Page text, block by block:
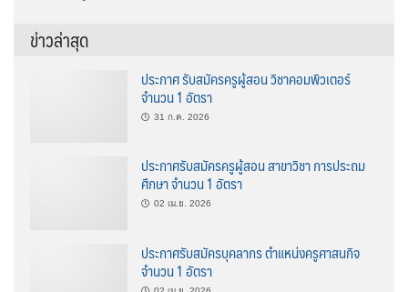
ข่าวล่าสุด
ประกาศ รับสมัครครูผู้สอน วิชาคอมพิวเตอร์
จำนวน 1 อัตรา
31 ก.ค. 2026
ประกาศรับสมัครครูผู้สอน สาขาวิชา การประถม
ศึกษา จำนวน 1 อัตรา
02 เม.ย. 2026
ประกาศรับสมัครบุคลากร ตำแหน่งครูศาสนกิจ
จำนวน 1 อัตรา